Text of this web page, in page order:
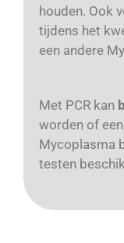
houden. Ook
tijdens het
een andere
Met PCR kan
worden of
Mycoplasma
testen